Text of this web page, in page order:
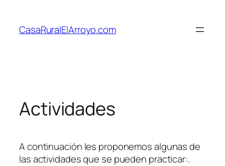
contenido
CasaRuralElArroyo.com
Actividades
A continuación les proponemos algunas de
las actividades que se pueden practicar:.